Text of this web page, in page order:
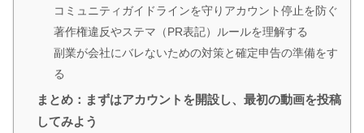
コミュニティガイドラインを守りアカウント停止を防ぐ
著作権違反やステマ（PR表記）ルールを理解する
副業が会社にバレないための対策と確定申告の準備をす
る
まとめ：まずはアカウントを開設し、最初の動画を投稿
してみよう